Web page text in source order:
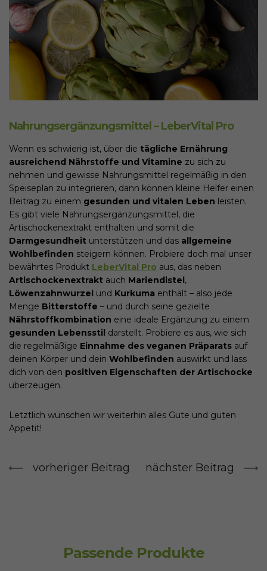
Nahrungsergänzungsmittel – LeberVital Pro
Wenn es schwierig ist, über die tägliche Ernährung
ausreichend Nährstoffe und Vitamine zu sich zu
nehmen und gewisse Nahrungsmittel regelmäßig in den
Speiseplan zu integrieren, dann können kleine Helfer einen
Beitrag zu einem gesunden und vitalen Leben leisten.
Es gibt viele Nahrungsergänzungsmittel, die
Artischockenextrakt enthalten und somit die
Darmgesundheit unterstützen und das allgemeine
Wohlbefinden steigern können. Probiere doch mal unser
bewährtes Produkt LeberVital Pro aus, das neben
Artischockenextrakt auch Mariendistel,
Löwenzahnwurzel und Kurkuma enthält – also jede
Menge Bitterstoffe – und durch seine gezielte
Nährstoffkombination eine ideale Ergänzung zu einem
gesunden Lebensstil darstellt. Probiere es aus, wie sich
die regelmäßige Einnahme des veganen Präparats auf
deinen Körper und dein Wohlbefinden auswirkt und lass
dich von den positiven Eigenschaften der Artischocke
überzeugen.
Letztlich wünschen wir weiterhin alles Gute und guten
Appetit!
vorheriger Beitrag nächster Beitrag
Passende Produkte